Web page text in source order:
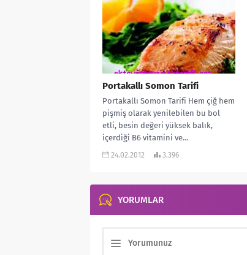
Portakallı Somon Tarifi
Portakallı Somon Tarifi Hem çiğ hem
pişmiş olarak yenilebilen bu bol
etli, besin değeri yüksek balık,
içerdiği B6 vitamini ve...
24.02.2012 3.396
YORUMLAR